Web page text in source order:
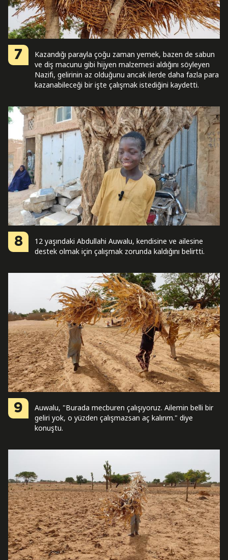
7
Kazandığı parayla çoğu zaman yemek, bazen de sabun
ve diş macunu gibi hijyen malzemesi aldığını söyleyen
Nazifi, gelirinin az olduğunu ancak ilerde daha fazla para
kazanabileceği bir işte çalışmak istediğini kaydetti.
8
12 yaşındaki Abdullahi Auwalu, kendisine ve ailesine
destek olmak için çalışmak zorunda kaldığını belirtti.
9
Auwalu, "Burada mecburen çalışıyoruz. Ailemin belli bir
geliri yok, o yüzden çalışmazsan aç kalırım." diye
konuştu.